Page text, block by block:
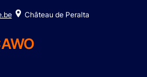
Château de Peralta